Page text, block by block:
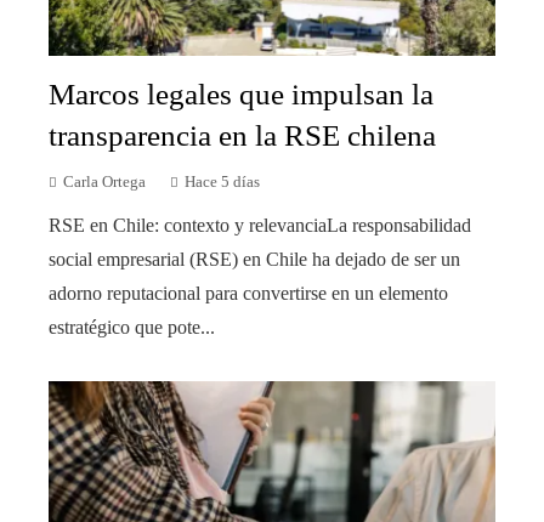
Marcos legales que impulsan la
transparencia en la RSE chilena
Carla Ortega Hace 5 días
RSE en Chile: contexto y relevanciaLa responsabilidad
social empresarial (RSE) en Chile ha dejado de ser un
adorno reputacional para convertirse en un elemento
estratégico que pote...